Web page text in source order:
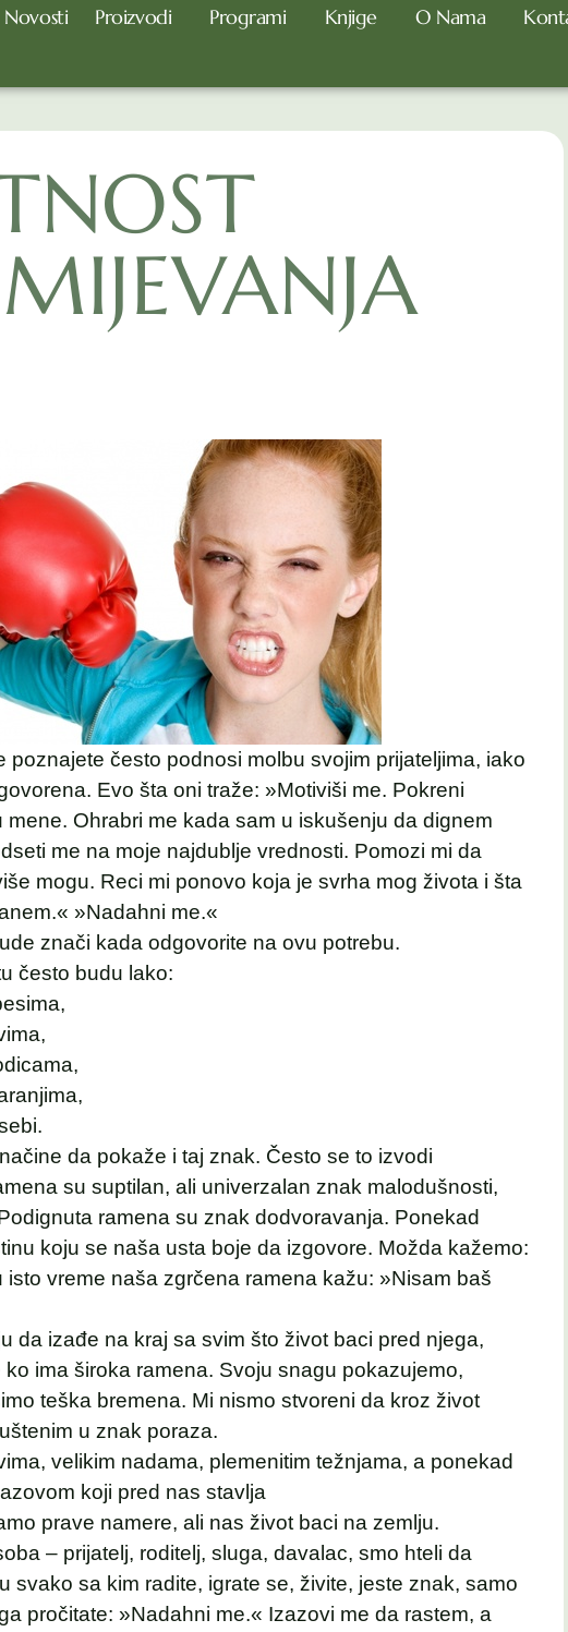
Novosti Proizvodi Programi Knjige O Nama
poznajete često podnosi molbu svojim prijateljima, iako
Evo šta oni traže: »Motiviši me. Pokreni
mene. Ohrabri me kada sam u iskušenju da dignem
me na moje najdublje vrednosti. Pomozi mi da
mogu. Reci mi ponovo koja je svrha mog života i šta
»Nadahni me.«
znači kada odgovorite na ovu potrebu.
često budu lako:
da pokaže i taj znak. Često se to izvodi
su suptilan, ali univerzalan znak malodušnosti,
ramena su znak dodvoravanja. Ponekad
koju se naša usta boje da izgovore. Možda kažemo:
isto vreme naša zgrčena ramena kažu: »Nisam baš
da izađe na kraj sa svim što život baci pred njega,
ima široka ramena. Svoju snagu pokazujemo,
teška bremena. Mi nismo stvoreni da kroz život
u znak poraza.
velikim nadama, plemenitim težnjama, a ponekad
koji pred nas stavlja
prave namere, ali nas život baci na zemlju.
– prijatelj, roditelj, sluga, davalac, smo hteli da
svako sa kim radite, igrate se, živite, jeste znak, samo
pročitate: »Nadahni me.« Izazovi me da rastem, a